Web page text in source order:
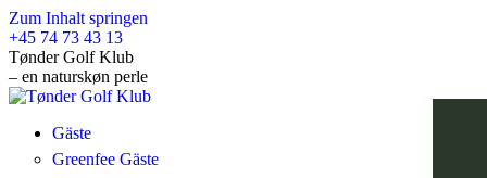
Zum Inhalt springen
+45 74 73 43 13
Tønder Golf Klub
– en naturskøn perle
Gäste
Greenfee Gäste